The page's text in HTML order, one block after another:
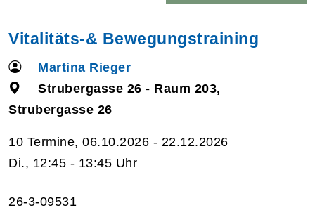
Vitalitäts-& Bewegungstraining
Martina Rieger
Strubergasse 26 - Raum 203,
Strubergasse 26
10 Termine, 06.10.2026 - 22.12.2026
Di., 12:45 - 13:45 Uhr
26-3-09531